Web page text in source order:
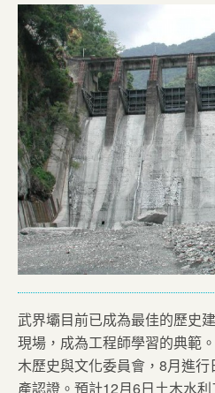
武界壩目前已成為最佳的歷史
現場，成為工程師學習的典範
木歷史與文化委員會，8月進
產認證。預計12月6日土木水